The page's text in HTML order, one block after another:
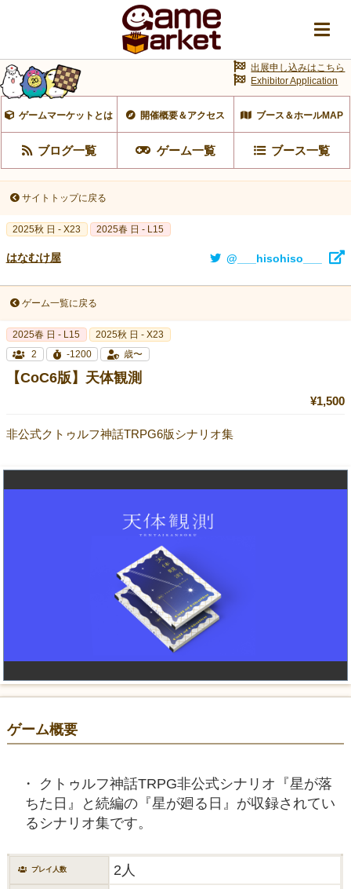
ゲームマーケットとは 開催概要＆アクセス ブース＆ホールMAP
ブログ一覧 ゲーム一覧 ブース一覧
出展申し込みはこちら
Exhibitor Application
サイトトップに戻る
2025秋 日 - X23 2025春 日 - L15
はなむけ屋 @___hisohiso___
ゲーム一覧に戻る
2025春 日 - L15
2025秋 日 - X23
2
-1200 歳〜
【CoC6版】天体観測
¥1,500
非公式クトゥルフ神話TRPG6版シナリオ集
ゲーム概要
クトゥルフ神話TRPG非公式シナリオ『星が落
ちた日』と続編の『星が廻る日』が収録されてい
るシナリオ集です。
プレイ人数 2人